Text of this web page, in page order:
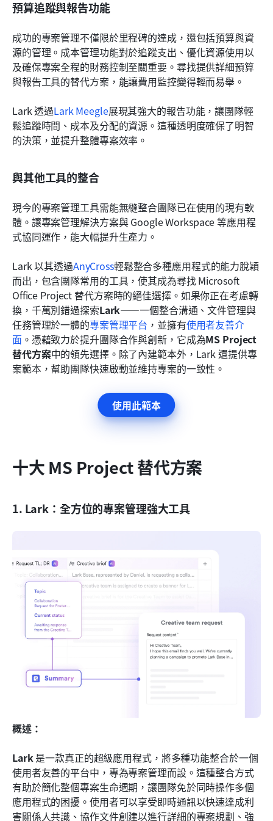
預算追蹤與報告功能
成功的專案管理不僅限於里程碑的達成，還包括預算與資
源的管理。成本管理功能對於追蹤支出、優化資源使用以
及確保專案全程的財務控制至關重要。尋找提供詳細預算
與報告工具的替代方案，能讓費用監控變得輕而易舉。
Lark 透過Lark Meegle展現其強大的報告功能，讓團隊輕
鬆追蹤時間、成本及分配的資源。這種透明度確保了明智
的決策，並提升整體專案效率。
與其他工具的整合
現今的專案管理工具需能無縫整合團隊已在使用的現有軟
體。讓專案管理解決方案與 Google Workspace 等應用程
式協同運作，能大幅提升生產力。
Lark 以其透過AnyCross輕鬆整合多種應用程式的能力脫穎
而出，包含團隊常用的工具，使其成為尋找 Microsoft
Office Project 替代方案時的絕佳選擇。如果你正在考慮轉
換，千萬別錯過探索Lark——一個整合溝通、文件管理與
任務管理於一體的專案管理平台 ，並擁有使用者友善介
面 。憑藉致力於提升團隊合作與創新，它成為MS Project
替代方案中的領先選擇。除了內建範本外，Lark 還提供專
案範本，幫助團隊快速啟動並維持專案的一致性。
使用此範本
十大 MS Project 替代方案
1. Lark：全方位的專案管理強大工具
概述：
Lark 是一款真正的超級應用程式，將多種功能整合於一個
使用者友善的平台中，專為專案管理而設。這種整合方式
有助於簡化整個專案生命週期，讓團隊免於同時操作多個
應用程式的困擾。使用者可以享受即時通訊以快速達成利
害關係人共識、協作文件創建以進行詳細的專案規劃、強